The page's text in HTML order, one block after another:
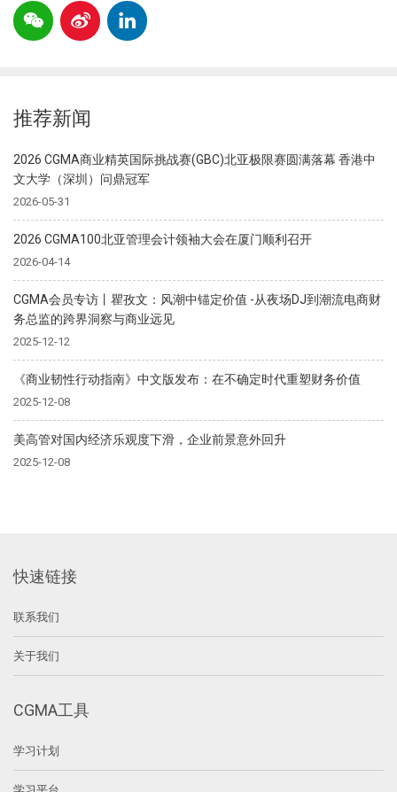
推荐新闻
2026 CGMA商业精英国际挑战赛(GBC)北亚极限赛圆满落幕 香港中
文大学（深圳）问鼎冠军
2026-05-31
2026 CGMA100北亚管理会计领袖大会在厦门顺利召开
2026-04-14
CGMA会员专访丨瞿孜文：风潮中锚定价值 -从夜场DJ到潮流电商财
务总监的跨界洞察与商业远见
2025-12-12
《商业韧性行动指南》中文版发布：在不确定时代重塑财务价值
2025-12-08
美高管对国内经济乐观度下滑，企业前景意外回升
2025-12-08
快速链接
联系我们
关于我们
CGMA工具
学习计划